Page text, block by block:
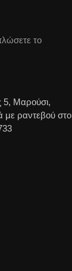
το
5, Μαρούσι,
με ραντεβού στο